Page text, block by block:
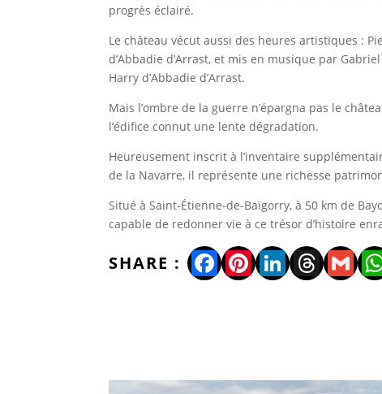
progrès éclairé.
Le château vécut aussi des heures artistiques :
d’Abbadie d’Arrast, et mis en musique par
Harry d’Abbadie d’Arrast.
Mais l’ombre de la guerre n’épargna pas le
l’édifice connut une lente dégradation.
Heureusement inscrit à l’inventaire
de la Navarre, il représente une richesse
Situé à Saint-Étienne-de-Baïgorry, à 50 km de
capable de redonner vie à ce trésor d’histoire
Facebook
Pinterest
LinkedIn